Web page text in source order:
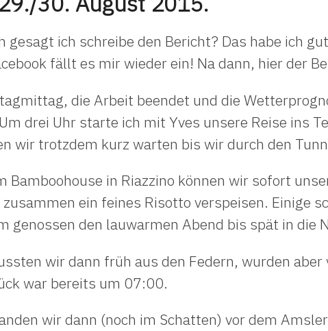
gesagt ich schreibe den Bericht? Das habe ich
fällt es mir wieder ein! Na dann, hier der
die Arbeit beendet und die
drei Uhr starte ich mit Yves unsere Reise ins
wir trotzdem kurz warten bis wir durch den
Bamboohouse in Riazzino können wir sofort
ein feines Risotto verspeisen. Einige
genossen den lauwarmen Abend bis spät in die
wir dann früh aus den Federn, wurden
war bereits um 07:00.
wir dann (noch im Schatten) vor dem